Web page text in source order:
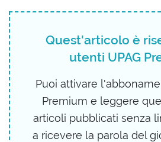
Quest'articolo è
utenti UPAG
Puoi attivare
Premium e leggere
articoli pubblicati senza
a ricevere la parola del